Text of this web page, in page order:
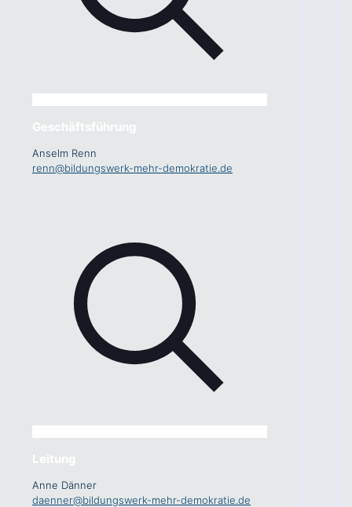
Geschäftsführung
Anselm Renn
renn@bildungswerk-mehr-demokratie.de
Leitung
Anne Dänner
daenner@bildungswerk-mehr-demokratie.de